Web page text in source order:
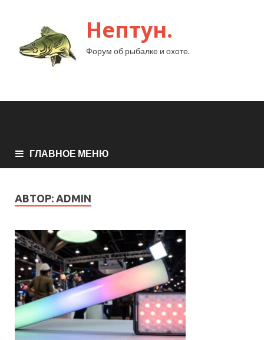
Нептун.
Форум об рыбалке и охоте.
ГЛАВНОЕ МЕНЮ
АВТОР: ADMIN